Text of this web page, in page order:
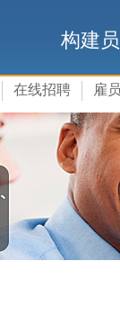
构建
在线招聘 雇